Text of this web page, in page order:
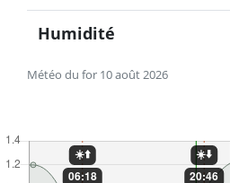
Météo du for 10 août 2026
Humidité